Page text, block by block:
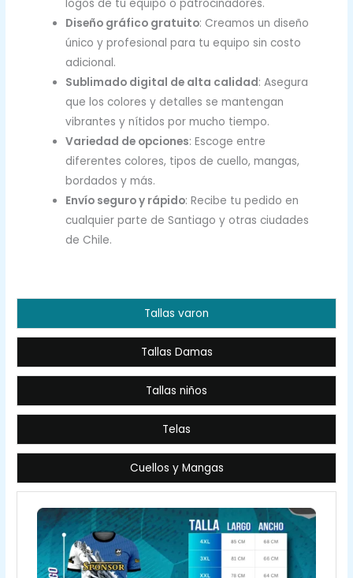
logos de tu equipo o patrocinadores.
Diseño gráfico gratuito: Creamos un diseño
único y profesional para tu equipo sin costo
adicional.
Sublimado digital de alta calidad: Asegura
que los colores y detalles se mantengan
vibrantes y nítidos por mucho tiempo.
Variedad de opciones: Escoge entre
diferentes colores, tipos de cuello, mangas,
bordados y más.
Envío seguro y rápido: Recibe tu pedido en
cualquier parte de Santiago y otras ciudades
de Chile.
Tallas varon
Tallas Damas
Tallas niños
Telas
Cuellos y Mangas